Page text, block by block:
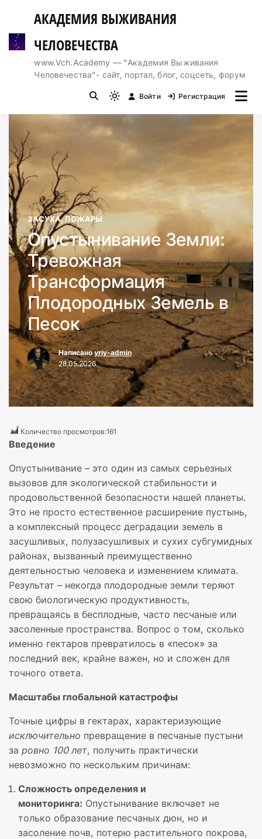
содержимому
АКАДЕМИЯ ВЫЖИВАНИЯ
ЧЕЛОВЕЧЕСТВА
www.Vch.Academy — "Академия Выживания
Человечества"- сайт, портал, блог, соцсеть, форум
Light
mode
dark)
Войти Регистрация
ЗАСУХА, ПОЖАРЫ
Опустынивание Земли:
Тревожная
Трансформация
Плодородных Земель в
Песок
Написаноyriy-admin
28.05.2026
Количество просмотров:161
Введение
Опустынивание – это один из самых серьезных
вызовов для экологической стабильности и
продовольственной безопасности нашей планеты.
Это не просто естественное расширение пустынь,
а комплексный процесс деградации земель в
засушливых, полузасушливых и сухих субгумидных
районах, вызванный преимущественно
деятельностью человека и изменением климата.
Результат – некогда плодородные земли теряют
свою биологическую продуктивность,
превращаясь в бесплодные, часто песчаные или
засоленные пространства. Вопрос о том, сколько
именно гектаров превратилось в «песок» за
последний век, крайне важен, но и сложен для
точного ответа.
Масштабы глобальной катастрофы
Точные цифры в гектарах, характеризующие
исключительно превращение в песчаные пустыни
за ровно 100 лет, получить практически
невозможно по нескольким причинам:
Сложность определения и
мониторинга: Опустынивание включает не
только образование песчаных дюн, но и
засоление почв, потерю растительного покрова,